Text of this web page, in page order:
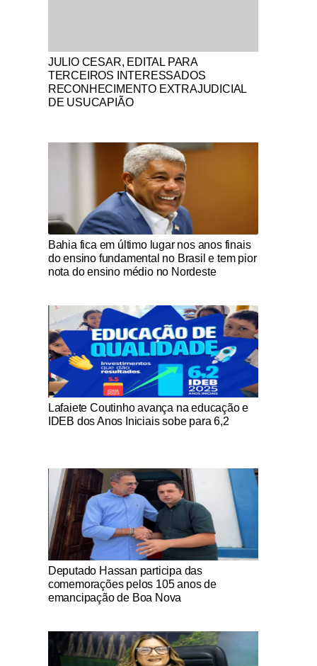
Notícias Católicas
JULIO CESAR, EDITAL PARA
TERCEIROS INTERESSADOS
RECONHECIMENTO EXTRAJUDICIAL
DE USUCAPIÃO
Notícias Católicas
Bahia fica em último lugar nos anos finais
do ensino fundamental no Brasil e tem pior
nota do ensino médio no Nordeste
Notícias Católicas
Lafaiete Coutinho avança na educação e
IDEB dos Anos Iniciais sobe para 6,2
Notícias Católicas
Deputado Hassan participa das
comemorações pelos 105 anos de
emancipação de Boa Nova